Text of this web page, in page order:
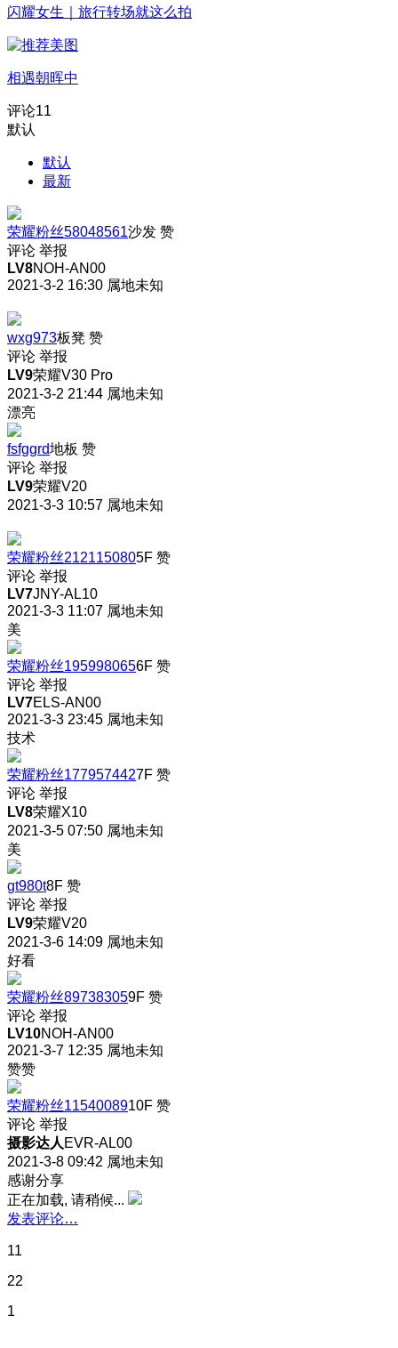
闪耀女生｜旅行转场就这么拍
相遇朝晖中
评论11
默认
默认
最新
荣耀粉丝58048561沙发 赞
评论 举报
LV8NOH-AN00
2021-3-2 16:30 属地未知
wxg973板凳 赞
评论 举报
LV9荣耀V30 Pro
2021-3-2 21:44 属地未知
漂亮
fsfggrd地板 赞
评论 举报
LV9荣耀V20
2021-3-3 10:57 属地未知
荣耀粉丝2121150805F 赞
评论 举报
LV7JNY-AL10
2021-3-3 11:07 属地未知
美
荣耀粉丝1959980656F 赞
评论 举报
LV7ELS-AN00
2021-3-3 23:45 属地未知
技术
荣耀粉丝1779574427F 赞
评论 举报
LV8荣耀X10
2021-3-5 07:50 属地未知
美
gt980t8F 赞
评论 举报
LV9荣耀V20
2021-3-6 14:09 属地未知
好看
荣耀粉丝897383059F 赞
评论 举报
LV10NOH-AN00
2021-3-7 12:35 属地未知
赞赞
荣耀粉丝1154008910F 赞
评论 举报
摄影达人 EVR-AL00
2021-3-8 09:42 属地未知
感谢分享
正在加载, 请稍候...
发表评论…
11
22
1